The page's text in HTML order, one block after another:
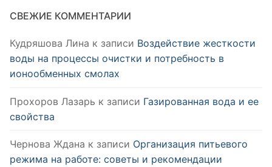
СВЕЖИЕ КОММЕНТАРИИ
Кудряшова Лина к записи Воздействие жесткости
воды на процессы очистки и потребность в
ионообменных смолах
Прохоров Лазарь к записи Газированная вода и ее
свойства
Чернова Ждана к записи Организация питьевого
режима на работе: советы и рекомендации